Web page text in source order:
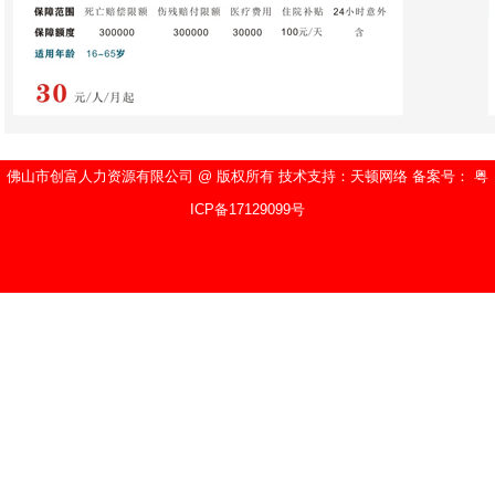
佛山市创富人力资源有限公司 @ 版权所有 技术支持：天顿网络 备案号： 粤
ICP备17129099号